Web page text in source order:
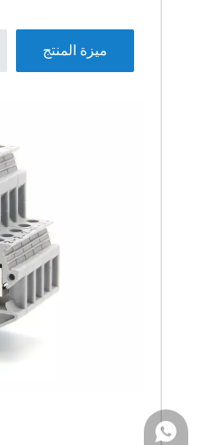
ميزة المنتج
+86 13812163136